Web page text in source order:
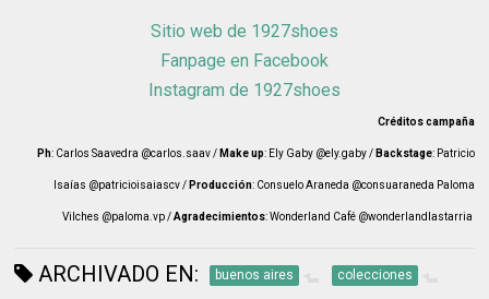
Sitio web de 1927shoes
Fanpage en Facebook
Instagram de 1927shoes
Créditos campaña
Ph: Carlos Saavedra @carlos.saav / Make up: Ely Gaby @ely.gaby / Backstage: Patricio
Isaías @patricioisaiascv / Producción: Consuelo Araneda @consuaraneda Paloma
Vilches @paloma.vp /Agradecimientos: Wonderland Café @wonderlandlastarria
ARCHIVADO EN: buenos aires colecciones